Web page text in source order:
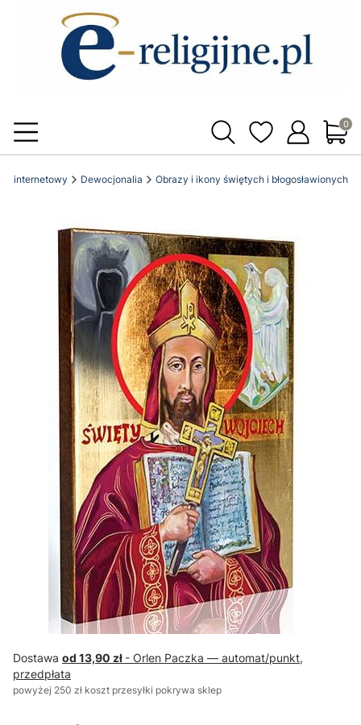
internetowy Dewocjonalia Obrazy i ikony świętych i błogosławionych
Dostawa od 13,90 zł - Orlen Paczka — automat/punkt,
przedpłata
powyżej 250 zł koszt przesyłki pokrywa sklep